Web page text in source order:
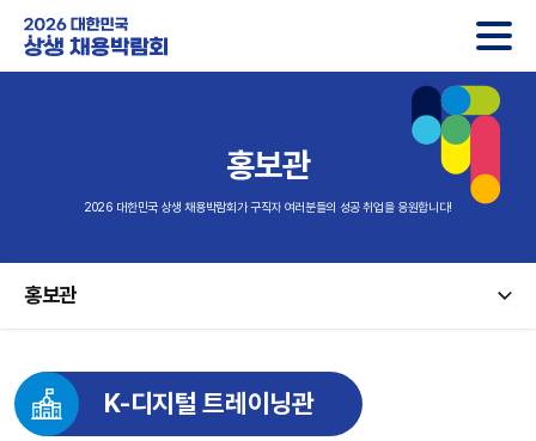
홍보관
2026 대한민국 상생 채용박람회가 구직자 여러분들의 성공 취업을 응원합니다!
홍보관
K-디지털 트레이닝관